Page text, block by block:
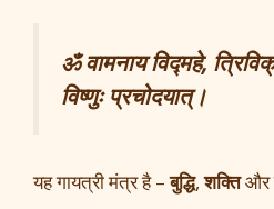
ॐ वामनाय विद्महे,
विष्णुः प्रचोदयात्।
यह गायत्री मंत्र है –बुद्धि,शक्तिऔर